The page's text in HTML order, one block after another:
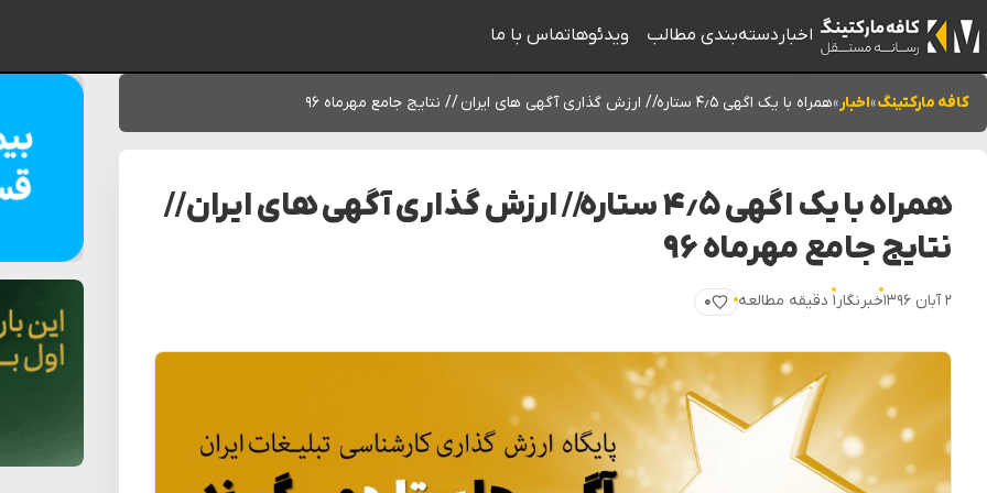
اخبار دسته‌بندی مطالب ویدئوهاتماس با ما
کافه مارکتینگ»اخبار»همراه با یک اگهی ۴٫۵ ستاره// ارزش گذاری آگهی های ایران // نتایج جامع مهرماه ۹۶
همراه با یک اگهی ۴٫۵ ستاره// ارزش گذاری آگهی های ایران //
نتایج جامع مهرماه ۹۶
۲ آبان ۱۳۹۶ خبرنگار۱ دقیقه مطالعه ۰
پسندیدن
ایمیل شما